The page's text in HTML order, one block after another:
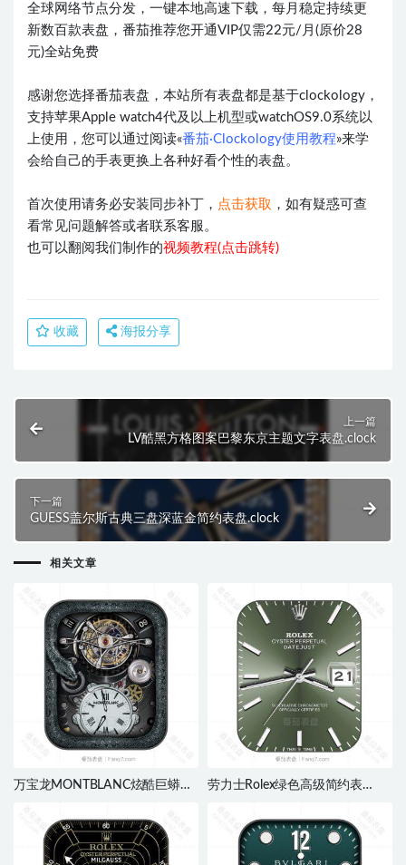
全球网络节点分发，一键本地高速下载，每月稳定持续更
新数百款表盘，番茄推荐您开通VIP仅需22元/月(原价28
元)全站免费
感谢您选择番茄表盘，本站所有表盘都是基于clockology，
支持苹果Apple watch4代及以上机型或watchOS9.0系统以
上使用，您可以通过阅读«番茄·Clockology使用教程»来学
会给自己的手表更换上各种好看个性的表盘。
首次使用请务必安装同步补丁， 点击获取 ，如有疑惑可查
看常见问题解答或者联系客服。
也可以翻阅我们制作的视频教程(点击跳转)
收藏 海报分享
上一篇
LV酷黑方格图案巴黎东京主题文字表盘.clock
下一篇
GUESS盖尔斯古典三盘深蓝金简约表盘.clock
相关文章
万宝龙MONTBLANC炫酷巨蟒机
劳力士Rolex绿色高级简约表